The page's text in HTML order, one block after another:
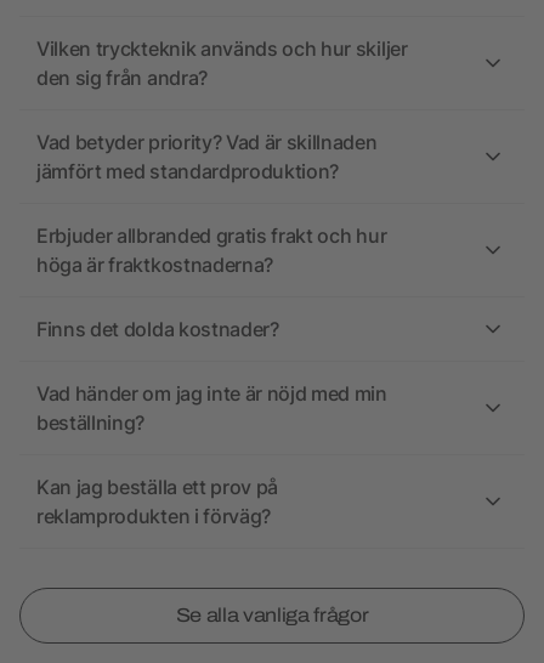
Vilken tryckteknik används och hur skiljer
den sig från andra?
Vad betyder priority? Vad är skillnaden
jämfört med standardproduktion?
Erbjuder allbranded gratis frakt och hur
höga är fraktkostnaderna?
Finns det dolda kostnader?
Vad händer om jag inte är nöjd med min
beställning?
Kan jag beställa ett prov på
reklamprodukten i förväg?
Se alla vanliga frågor